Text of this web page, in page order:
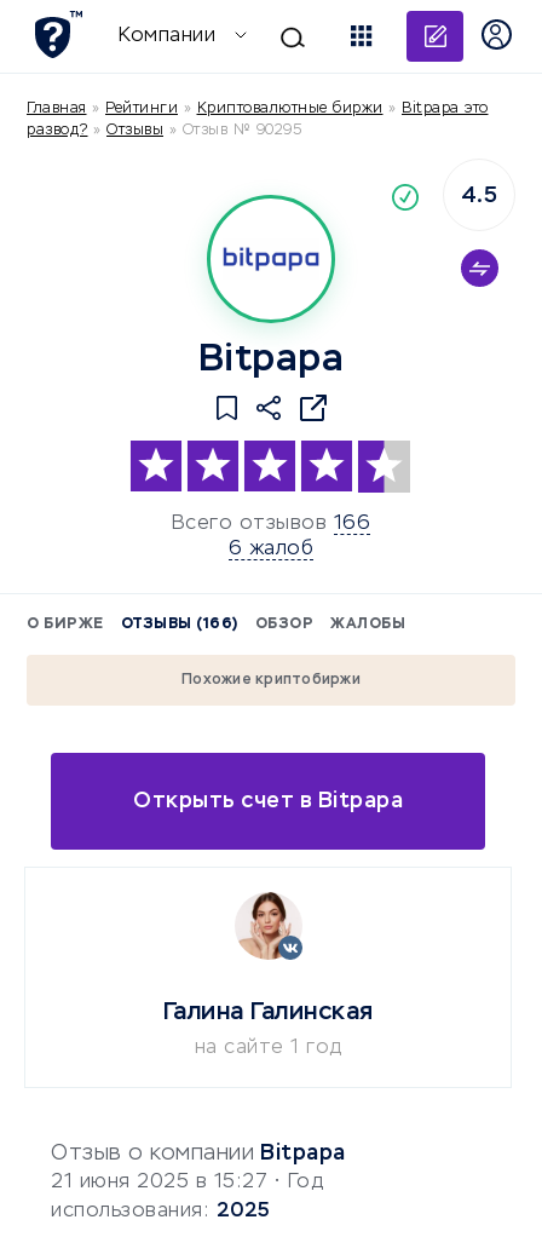
Компании
Главная » Рейтинги » Криптовалютные биржи » Bitpapa это
развод? » Отзывы » Отзыв № 90295
Bitpapa
Всего отзывов 166
6 жалоб
4.5
О БИРЖЕ ОТЗЫВЫ (166) ОБЗОР ЖАЛОБЫ
Похожие криптобиржи
Открыть счет в Bitpapa
Отзыв о компании Bitpapa
21 июня 2025 в 15:27 • Год
использования: 2025
Галина Галинская
на сайте 1 год